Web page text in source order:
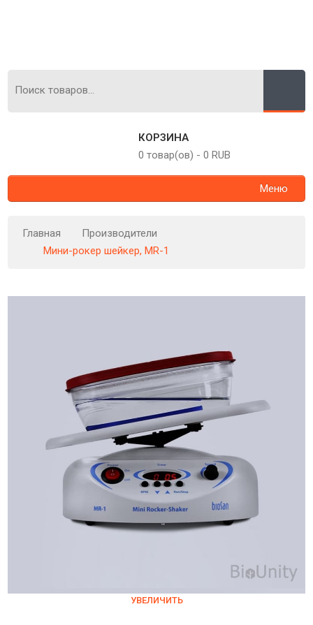
КОРЗИНА
0 товар(ов) - 0 RUB
Меню
Главная
Производители
Мини-рокер шейкер, MR-1
УВЕЛИЧИТЬ